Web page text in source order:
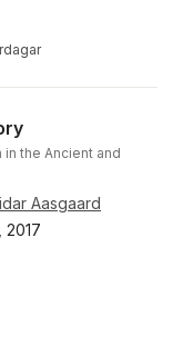
the Ancient and
Aasgaard
2017